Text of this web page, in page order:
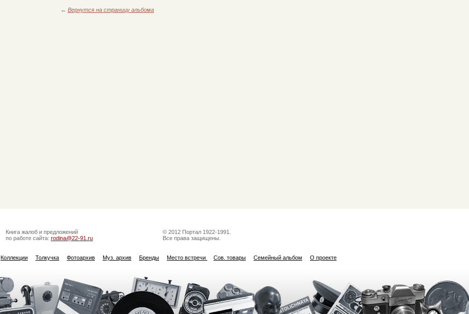
← Вернутся на страницу альбома
Книга жалоб и предложений
по работе сайта: rodina@22-91.ru
© 2012 Портал 1922-1991.
Все права защищены.
Коллекции Толкучка Фотоархив Муз. архив Бренды Место встречи Сов. товары Семейный альбом О проекте